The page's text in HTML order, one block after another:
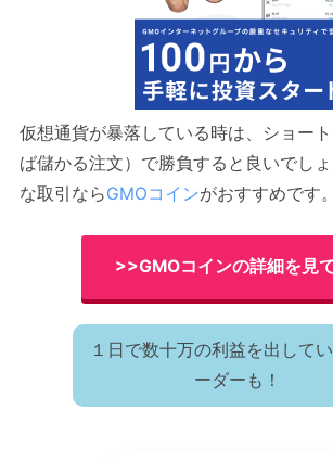
仮想通貨が暴落している時は、ショー
ば儲かる注文）で勝負すると良いでし
な取引ならGMOコインがおすすめです。
>>GMOコインの詳細を見
１日で数十万の利益を出して
ーダーも！